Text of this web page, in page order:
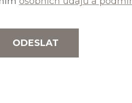
ODESLAT